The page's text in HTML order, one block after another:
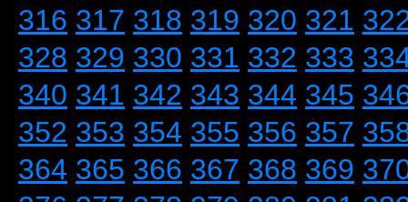
316 317 318 319 320 321
328 329 330 331 332 333
340 341 342 343 344 345
352 353 354 355 356 357
364 365 366 367 368 369